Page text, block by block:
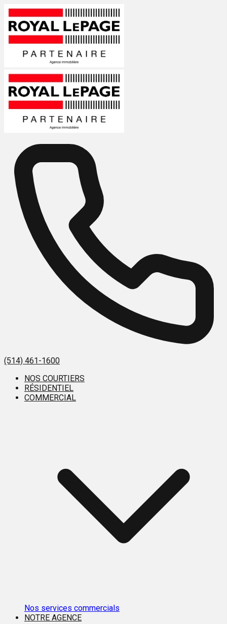
(514) 461-1600
NOS COURTIERS
RÉSIDENTIEL
COMMERCIAL
Nos services commercials
NOTRE AGENCE